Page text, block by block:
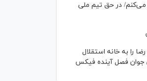
می‌کنم/ در حق تیم ملی
را به خانه استقلال
۳ بازیکن جوان فصل آینده فیکس